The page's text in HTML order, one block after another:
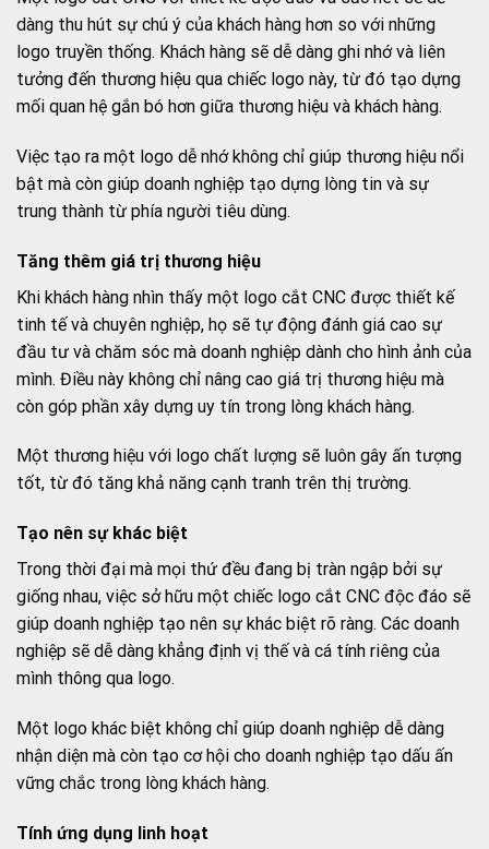
dàng thu hút sự chú ý của khách hàng hơn so với những
logo truyền thống. Khách hàng sẽ dễ dàng ghi nhớ và liên
tưởng đến thương hiệu qua chiếc logo này, từ đó tạo dựng
mối quan hệ gắn bó hơn giữa thương hiệu và khách hàng.
Việc tạo ra một logo dễ nhớ không chỉ giúp thương hiệu nổi
bật mà còn giúp doanh nghiệp tạo dựng lòng tin và sự
trung thành từ phía người tiêu dùng.
Tăng thêm giá trị thương hiệu
Khi khách hàng nhìn thấy một logo cắt CNC được thiết kế
tinh tế và chuyên nghiệp, họ sẽ tự động đánh giá cao sự
đầu tư và chăm sóc mà doanh nghiệp dành cho hình ảnh của
mình. Điều này không chỉ nâng cao giá trị thương hiệu mà
còn góp phần xây dựng uy tín trong lòng khách hàng.
Một thương hiệu với logo chất lượng sẽ luôn gây ấn tượng
tốt, từ đó tăng khả năng cạnh tranh trên thị trường.
Tạo nên sự khác biệt
Trong thời đại mà mọi thứ đều đang bị tràn ngập bởi sự
giống nhau, việc sở hữu một chiếc logo cắt CNC độc đáo sẽ
giúp doanh nghiệp tạo nên sự khác biệt rõ ràng. Các doanh
nghiệp sẽ dễ dàng khẳng định vị thế và cá tính riêng của
mình thông qua logo.
Một logo khác biệt không chỉ giúp doanh nghiệp dễ dàng
nhận diện mà còn tạo cơ hội cho doanh nghiệp tạo dấu ấn
vững chắc trong lòng khách hàng.
Tính ứng dụng linh hoạt